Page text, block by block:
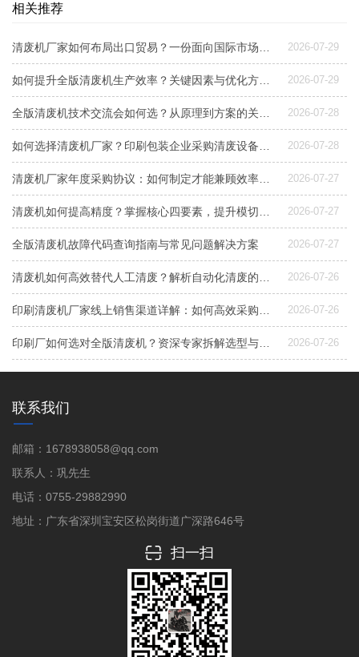
相关推荐
2026-07-29
2026-07-29
2026-07-28
2026-07-28
2026-07-27
2026-07-27
全版清废机故障代码查询指南与常见问题解决方案 2026-07-27
2026-07-26
2026-07-26
2026-07-26
联系我们
邮箱：1678938058@qq.com
联系人：巩先生
电话：0755-29882990
地址：广东省深圳宝安区松岗街道广深路646号
扫一扫